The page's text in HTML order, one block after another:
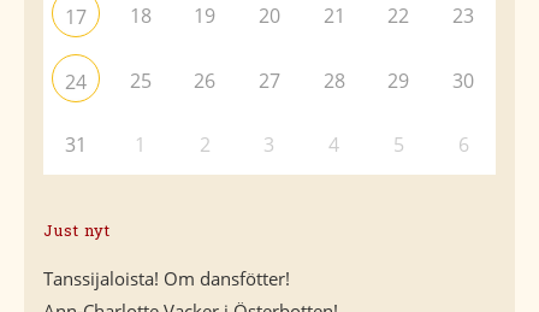
17 18 19 20 21 22 23
24 25 26 27 28 29 30
31 1 2 3 4 5 6
Just nyt
Tanssijaloista! Om dansfötter!